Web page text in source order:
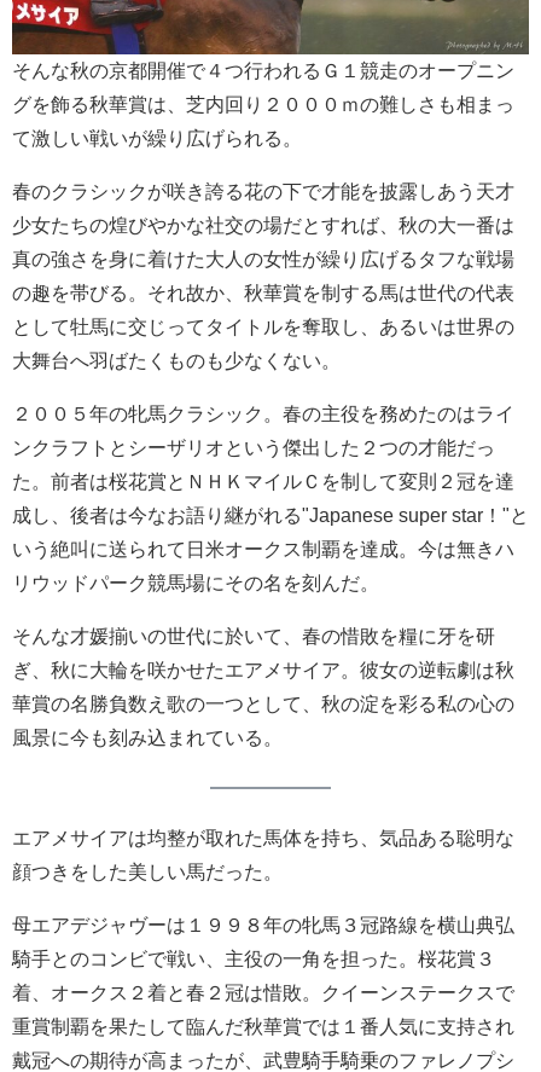
そんな秋の京都開催で４つ行われるＧ１競走のオープニン
グを飾る秋華賞は、芝内回り２０００ｍの難しさも相まっ
て激しい戦いが繰り広げられる。
春のクラシックが咲き誇る花の下で才能を披露しあう天才
少女たちの煌びやかな社交の場だとすれば、秋の大一番は
真の強さを身に着けた大人の女性が繰り広げるタフな戦場
の趣を帯びる。それ故か、秋華賞を制する馬は世代の代表
として牡馬に交じってタイトルを奪取し、あるいは世界の
大舞台へ羽ばたくものも少なくない。
２００５年の牝馬クラシック。春の主役を務めたのはライ
ンクラフトとシーザリオという傑出した２つの才能だっ
た。前者は桜花賞とＮＨＫマイルＣを制して変則２冠を達
成し、後者は今なお語り継がれる"Japanese super star！"と
いう絶叫に送られて日米オークス制覇を達成。今は無きハ
リウッドパーク競馬場にその名を刻んだ。
そんな才媛揃いの世代に於いて、春の惜敗を糧に牙を研
ぎ、秋に大輪を咲かせたエアメサイア。彼女の逆転劇は秋
華賞の名勝負数え歌の一つとして、秋の淀を彩る私の心の
風景に今も刻み込まれている。
エアメサイアは均整が取れた馬体を持ち、気品ある聡明な
顔つきをした美しい馬だった。
母エアデジャヴーは１９９８年の牝馬３冠路線を横山典弘
騎手とのコンビで戦い、主役の一角を担った。桜花賞３
着、オークス２着と春２冠は惜敗。クイーンステークスで
重賞制覇を果たして臨んだ秋華賞では１番人気に支持され
戴冠への期待が高まったが、武豊騎手騎乗のファレノプシ